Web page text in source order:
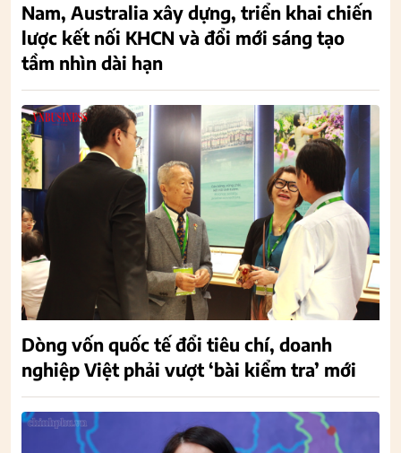
Nam, Australia xây dựng, triển khai chiến
lược kết nối KHCN và đổi mới sáng tạo
tầm nhìn dài hạn
Dòng vốn quốc tế đổi tiêu chí, doanh
nghiệp Việt phải vượt ‘bài kiểm tra’ mới